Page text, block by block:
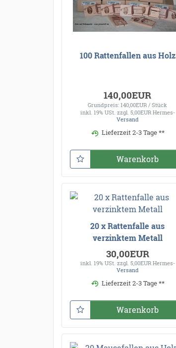
100 Rattenfallen aus Holz
140,00EUR
Grundpreis: 140,00EUR / Stück
inkl. 19% USt. zzgl. 5,00EUR Hermes-
Versand
Lieferzeit 2-3 Tage **
Warenkorb
20 x Rattenfalle aus
verzinktem Metall
30,00EUR
inkl. 19% USt. zzgl. 5,00EUR Hermes-
Versand
Lieferzeit 2-3 Tage **
Warenkorb